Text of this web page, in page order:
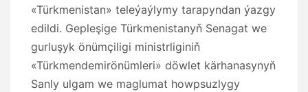
«Türkmenistan» teleýaýlymy tarapyndan ýazgy
edildi. Gepleşige Türkmenistanyň Senagat we
gurluşyk önümçiligi ministrliginiň
«Türkmendemirönümleri» döwlet kärhanasynyň
Sanly ulgam we maglumat howpsuzlygy